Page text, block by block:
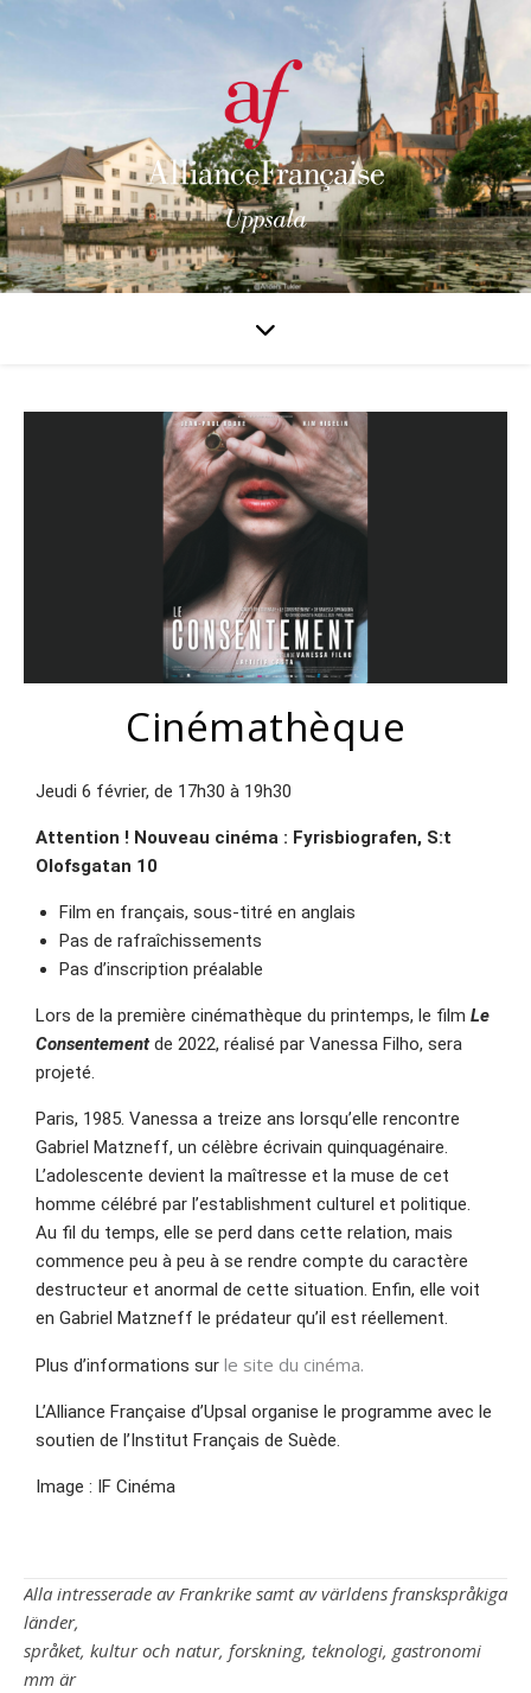
Cinémathèque
Jeudi 6 février, de 17h30 à 19h30
Attention ! Nouveau cinéma : Fyrisbiografen, S:t
Olofsgatan 10
Film en français, sous-titré en anglais
Pas de rafraîchissements
Pas d’inscription préalable
Lors de la première cinémathèque du printemps, le film Le
Consentement de 2022, réalisé par Vanessa Filho, sera
projeté.
Paris, 1985. Vanessa a treize ans lorsqu’elle rencontre
Gabriel Matzneff, un célèbre écrivain quinquagénaire.
L’adolescente devient la maîtresse et la muse de cet
homme célébré par l’establishment culturel et politique.
Au fil du temps, elle se perd dans cette relation, mais
commence peu à peu à se rendre compte du caractère
destructeur et anormal de cette situation. Enfin, elle voit
en Gabriel Matzneff le prédateur qu’il est réellement.
Plus d’informations sur le site du cinéma.
L’Alliance Française d’Upsal organise le programme avec le
soutien de l’Institut Français de Suède.
Image : IF Cinéma
Alla intresserade av Frankrike samt av världens franskspråkiga
länder,
språket, kultur och natur, forskning, teknologi, gastronomi
mm är